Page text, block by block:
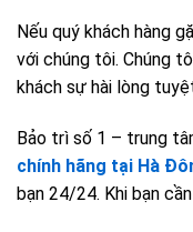
Nếu quý khách hàng
với chúng tôi. Chúng
khách sự hài lòng
Bảo trì số 1 – trung
chính hãng tại Hà
bạn 24/24. Khi bạn